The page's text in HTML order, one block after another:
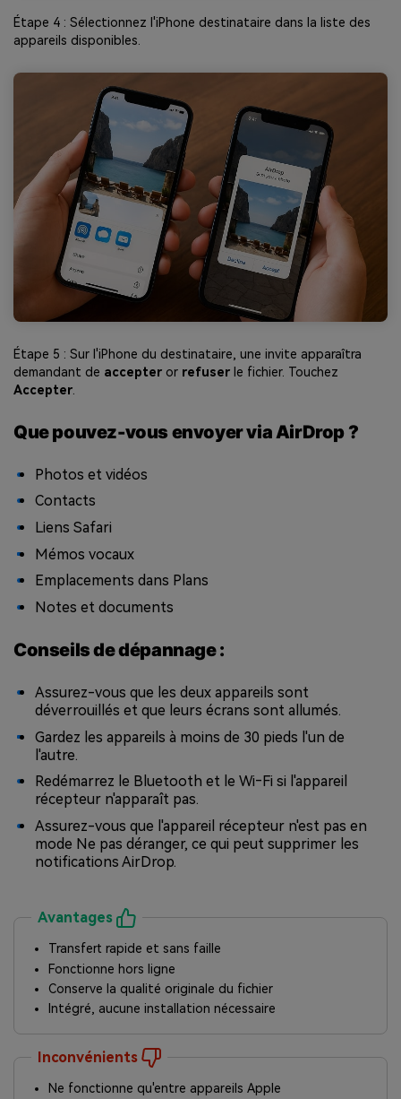
Étape 4 : Sélectionnez l'iPhone destinataire dans la liste des
appareils disponibles.
Étape 5 : Sur l'iPhone du destinataire, une invite apparaîtra
demandant de accepter or refuser le fichier. Touchez
Accepter
Que pouvez-vous envoyer via AirDrop ?
Photos et vidéos
Contacts
Liens Safari
Mémos vocaux
Emplacements dans Plans
Notes et documents
Conseils de dépannage :
Assurez-vous que les deux appareils sont
déverrouillés et que leurs écrans sont allumés.
Gardez les appareils à moins de 30 pieds l'un de
l'autre.
Redémarrez le Bluetooth et le Wi‑Fi si l'appareil
récepteur n'apparaît pas.
Assurez-vous que l'appareil récepteur n'est pas en
mode Ne pas déranger, ce qui peut supprimer les
notifications AirDrop.
Avantages
Transfert rapide et sans faille
Fonctionne hors ligne
Conserve la qualité originale du fichier
Intégré, aucune installation nécessaire
Inconvénients
Ne fonctionne qu'entre appareils Apple